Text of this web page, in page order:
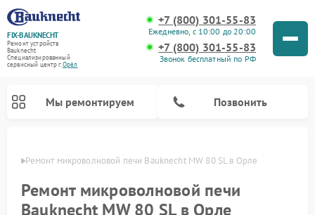
FIX-BAUKNECHT
Ремонт устройств
Bauknecht
Специализированный
cервисный центр г.Орёл
+7 (800) 301-55-83
Ежедневно, с 10:00 до 20:00
+7 (800) 301-55-83
Звонок бесплатный по РФ
Мы ремонтируем Позвонить
Ремонт микроволновой печи Bauknecht MW 80 SL в Орле
Ремонт микроволновой печи
Bauknecht MW 80 SL в Орле